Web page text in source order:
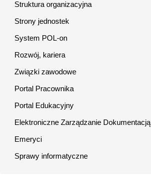
Struktura organizacyjna
Strony jednostek
System POL-on
Rozwój, kariera
Związki zawodowe
Portal Pracownika
Portal Edukacyjny
Elektroniczne Zarządzanie Dokumentacją
Emeryci
Sprawy informatyczne